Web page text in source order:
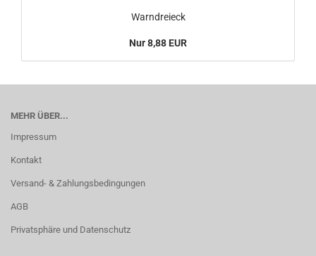
Warndreieck
Nur 8,88 EUR
MEHR ÜBER...
Impressum
Kontakt
Versand- & Zahlungsbedingungen
AGB
Privatsphäre und Datenschutz